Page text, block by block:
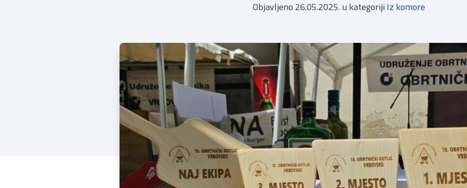
Objavljeno 26.05.2025. u kategoriji Iz komore